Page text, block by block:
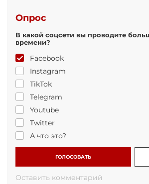
Опрос
В какой соцсети вы проводите
времени?
Facebook
Instagram
TikTok
Telegram
Youtube
Twitter
А что это?
ГОЛОСОВАТЬ
Оставить комментарий